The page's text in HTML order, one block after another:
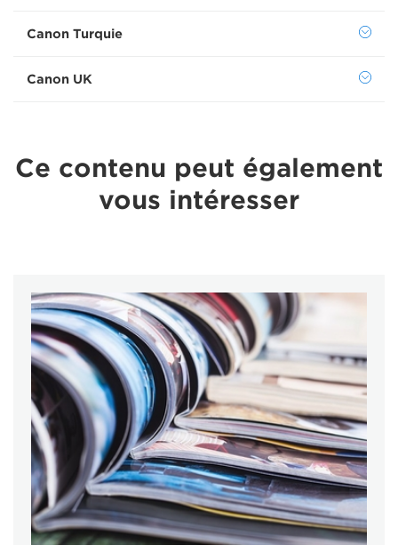
Canon Turquie
Canon UK
Ce contenu peut également
vous intéresser